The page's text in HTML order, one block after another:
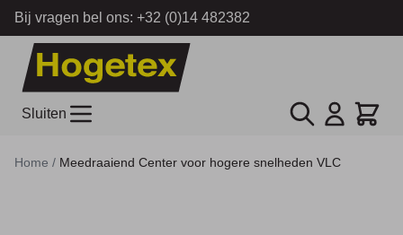
Bij vragen bel ons: +32 (0)14 482382
Ga naar de inhoud
Sluiten Zoek Cart
Home / Meedraaiend Center voor hogere snelheden VLC